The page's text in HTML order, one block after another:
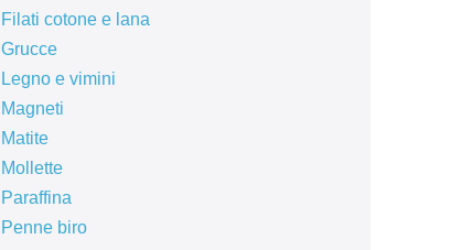
Filati cotone e lana
Grucce
Legno e vimini
Magneti
Matite
Mollette
Paraffina
Penne biro